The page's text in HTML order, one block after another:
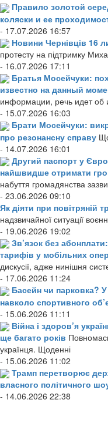
Правило золотой
коляски и ее
- 17.07.2026 16:57
Новини Чернівців 16
протесту на підтримку
- 16.07.2026 17:11
Братья Мосейчуки:
известно на данный
информации, речь идет об
- 15.07.2026 16:03
Брати Мосейчуки:
про резонансну справу
- 14.07.2026 16:01
Другий паспорт у
найшвидше отримати
набуття громадянства
- 23.06.2026 09:10
Як діяти при повітряній
надзвичайної ситуації
- 19.06.2026 19:02
Зв’язок без
тарифів у мобільних
дискусії, адже нинішня
- 17.06.2026 11:24
Басейн чи парковка? У
навколо спортивного
- 15.06.2026 11:11
Війна і здоров’я
ще багато років
українця. Щоденні
- 15.06.2026 11:02
Трамп перетворює
власного політичного
- 14.06.2026 22:38